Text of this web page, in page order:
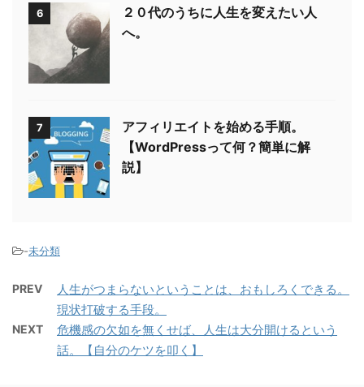
6
２０代のうちに人生を変えたい人
へ。
7
アフィリエイトを始める手順。
【WordPressって何？簡単に解
説】
-未分類
PREV
人生がつまらないということは、おもしろくできる。
現状打破する手段。
NEXT
危機感の欠如を無くせば、人生は大分開けるという
話。【自分のケツを叩く】